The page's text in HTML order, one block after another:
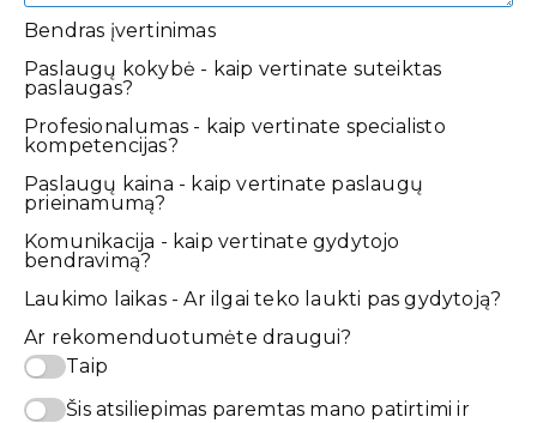
Bendras įvertinimas
Paslaugų kokybė - kaip vertinate suteiktas
paslaugas?
Profesionalumas - kaip vertinate specialisto
kompetencijas?
Paslaugų kaina - kaip vertinate paslaugų
prieinamumą?
Komunikacija - kaip vertinate gydytojo
bendravimą?
Laukimo laikas - Ar ilgai teko laukti pas gydytoją?
Ar rekomenduotumėte draugui?
Taip
Šis atsiliepimas paremtas mano patirtimi ir